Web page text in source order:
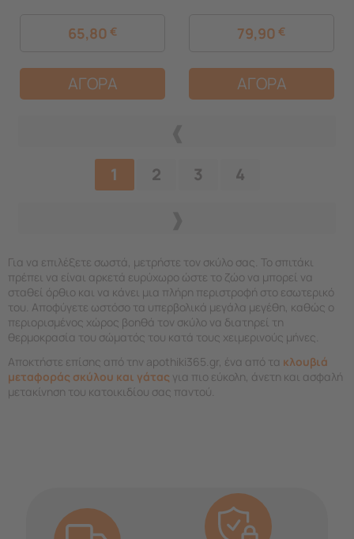
65,80 €
ΑΓΟΡΑ
79,90 €
ΑΓΟΡΑ
1 2 3 4
Για να επιλέξετε σωστά, μετρήστε τον σκύλο σας. Το σπιτάκι
πρέπει να είναι αρκετά ευρύχωρο ώστε το ζώο να μπορεί να
σταθεί όρθιο και να κάνει μια πλήρη περιστροφή στο εσωτερικό
του. Αποφύγετε ωστόσο τα υπερβολικά μεγάλα μεγέθη, καθώς ο
περιορισμένος χώρος βοηθά τον σκύλο να διατηρεί τη
θερμοκρασία του σώματός του κατά τους χειμερινούς μήνες.
Αποκτήστε επίσης από την apothiki365.gr, ένα από τα κλουβιά
μεταφοράς σκύλου και γάτας για πιο εύκολη, άνετη και ασφαλή
μετακίνηση του κατοικιδίου σας παντού.